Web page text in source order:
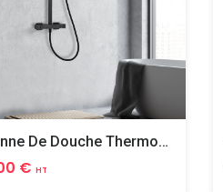
Colonne De Douche Thermostatique Carree Ruby Noir
€ HT